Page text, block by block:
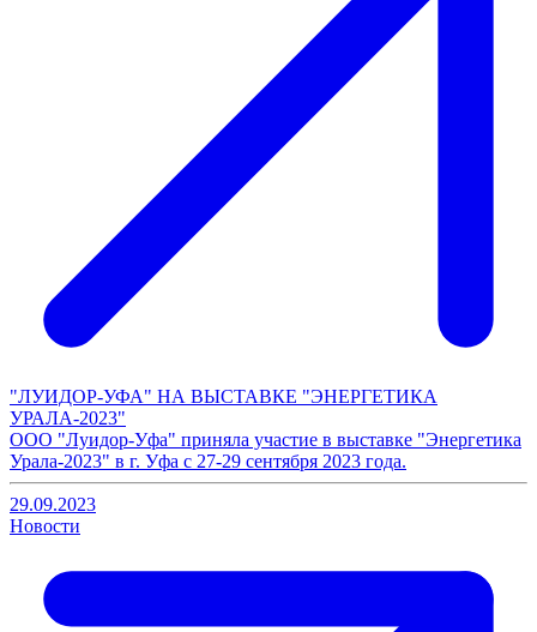
"ЛУИДОР-УФА" НА ВЫСТАВКЕ "ЭНЕРГЕТИКА
УРАЛА-2023"
ООО "Луидор-Уфа" приняла участие в выставке "Энергетика
Урала-2023" в г. Уфа с 27-29 сентября 2023 года.
29.09.2023
Новости